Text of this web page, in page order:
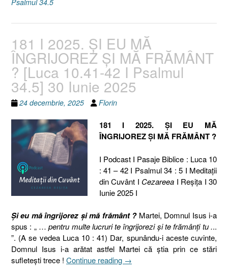
181 I 2025. ȘI EU MĂ
ÎNGRIJOREZ ȘI MĂ FRĂMÂNT
? [Luca 10.41-42 I Psalmul
34.5] 30 Iunie 2025
24 decembrie, 2025 Florin
181 I 2025. ȘI EU MĂ
ÎNGRIJOREZ ȘI MĂ FRĂMÂNT ?
I Podcast I Pasaje Biblice : Luca 10
: 41 – 42 I Psalmul 34 : 5 I Meditaţii
din Cuvânt I Cezareea I Reşiţa I 30
Iunie 2025 I
Și eu mă îngrijorez și mă frământ ?Martei, Domnul Isus i-a
spus : „ …pentru multe lucruri te îngrijorezi și te frămânți tu ...
”. (A se vedea Luca 10 : 41) Dar, spunându-i aceste cuvinte,
Domnul Isus i-a arătat astfel Martei că știa prin ce stări
sufletești trece ! Continue reading „181
→